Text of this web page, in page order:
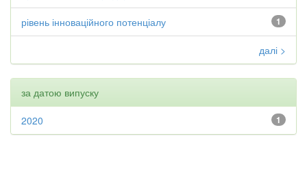
1
рівень інноваційного потенціалу
далі >
за датою випуску
1
2020